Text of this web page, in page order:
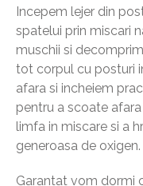
Incepem lejer din
spatelui prin miscari
muschii si
tot corpul cu posturi
afara si incheiem
pentru a scoate
limfa in miscare si a
generoasa de oxigen.
Garantat vom dormi